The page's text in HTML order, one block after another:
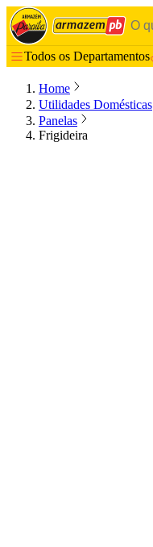
Todos os Departamentos
Home
Utilidades Domésticas
Panelas
Frigideira